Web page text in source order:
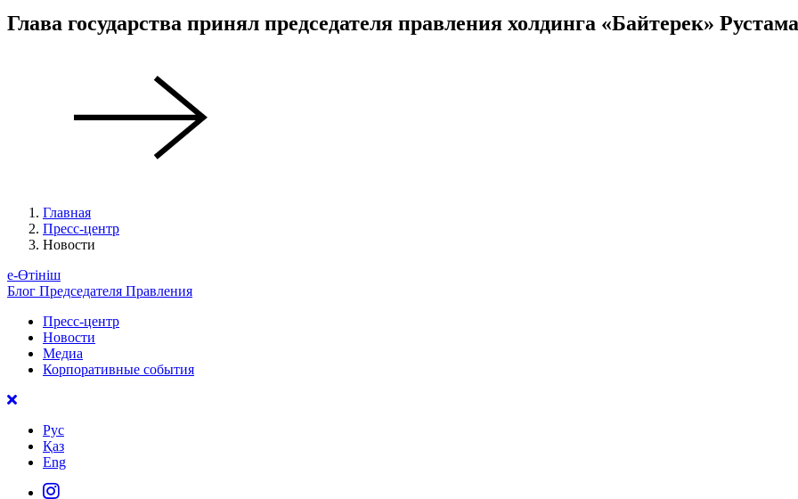
Глава государства принял председателя правления холдинга «Байтерек»
Главная
Пресс-центр
Новости
е-Өтініш
Блог Председателя Правления
Пресс-центр
Новости
Медиа
Корпоративные события
Рус
Қаз
Eng